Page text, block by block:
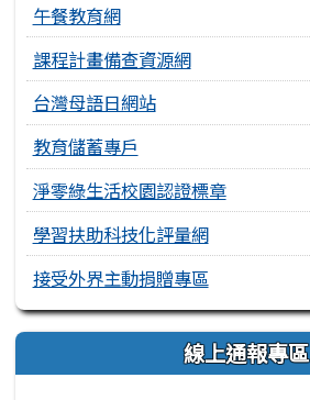
午餐教育網
課程計畫備查資源網
台灣母語日網站
教育儲蓄專戶
淨零綠生活校園認證標章
學習扶助科技化評量網
接受外界主動捐贈專區
線上通報專區